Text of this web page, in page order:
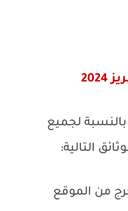
لجميع
التالية:
من الموقع